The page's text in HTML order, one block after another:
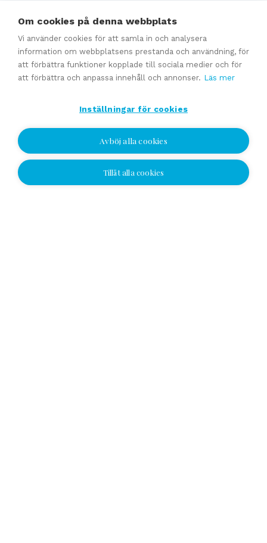
Förmedling av en företagsaffär
Generationsväxling och familjeföretagstjänster
Värdering
Se alla
Jag vill bli kontaktad
Om cookies på denna webbplats
Vi använder cookies för att samla in och analysera
information om webbplatsens prestanda och användning, för
att förbättra funktioner kopplade till sociala medier och för
att förbättra och anpassa innehåll och annonser. Läs mer
Inställningar för cookies
Avböj alla cookies
Tillåt alla cookies